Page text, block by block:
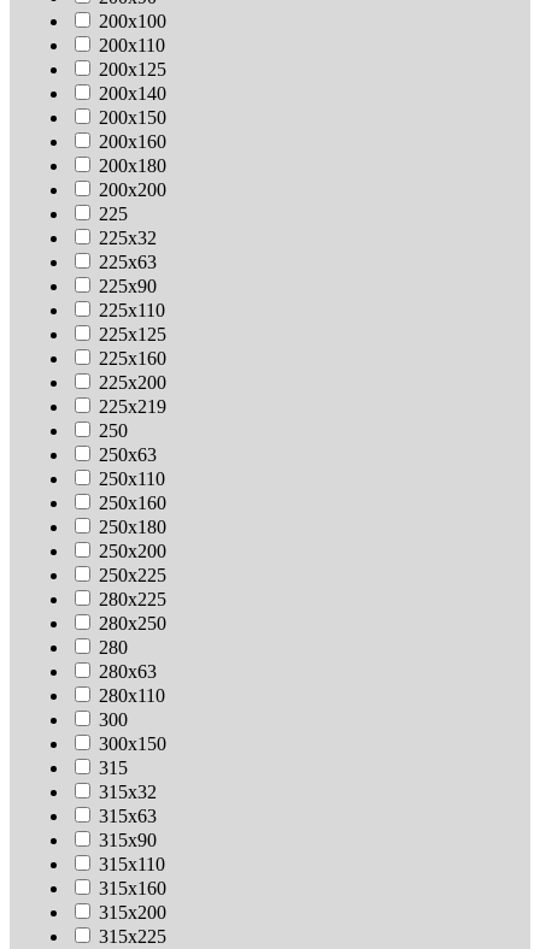
200х100
200х110
200х125
200х140
200х150
200х160
200х180
200х200
225
225х32
225х63
225х90
225х110
225х125
225х160
225х200
225х219
250
250х63
250х110
250х160
250х180
250х200
250х225
280х225
280х250
280
280х63
280х110
300
300х150
315
315х32
315х63
315х90
315х110
315х160
315х200
315х225